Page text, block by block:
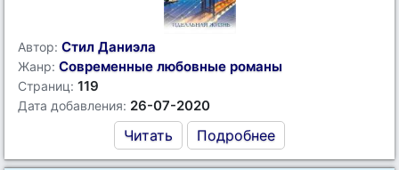
Автор: Стил Даниэла
Жанр: Современные любовные романы
Страниц: 119
Дата добавления: 26-07-2020
Читать Подробнее